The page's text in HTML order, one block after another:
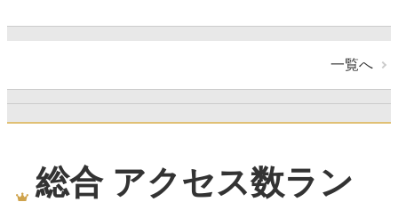
一覧へ
総合 アクセス数ラン